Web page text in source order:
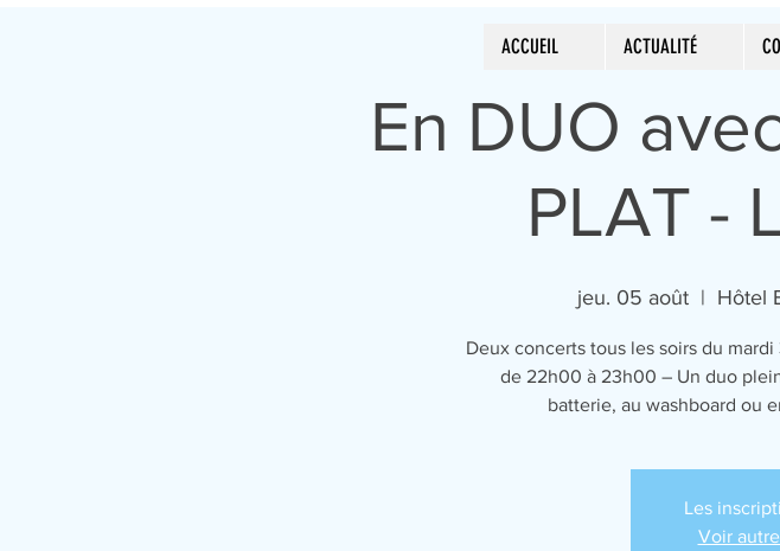
En DUO
PLAT -
jeu. 05 août
  |
Hôtel
Deux concerts tous les soirs du
de 22h00 à 23h00 – Un duo
batterie, au washboard ou
Les
Voir
ACCUEIL ACTUALITÉ